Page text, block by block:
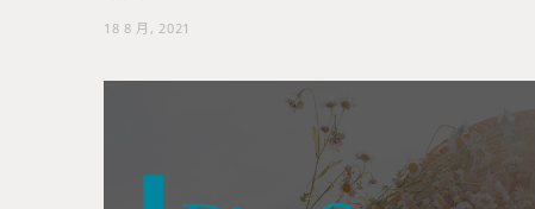
18 8 月, 2021